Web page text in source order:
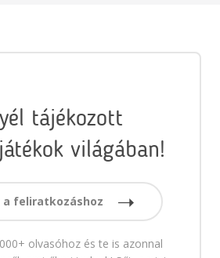
tájékozott
világában!
a feliratkozáshoz
olvasóhoz és te is azonnal